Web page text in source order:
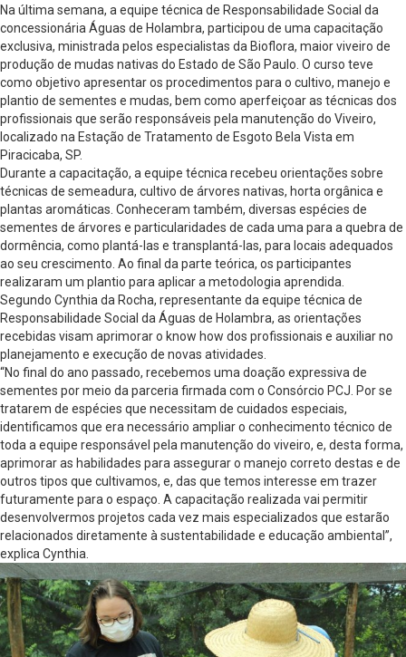
Na última semana, a equipe técnica de Responsabilidade Social da
concessionária Águas de Holambra, participou de uma capacitação
exclusiva, ministrada pelos especialistas da Bioflora, maior viveiro de
produção de mudas nativas do Estado de São Paulo. O curso teve
como objetivo apresentar os procedimentos para o cultivo, manejo e
plantio de sementes e mudas, bem como aperfeiçoar as técnicas dos
profissionais que serão responsáveis pela manutenção do Viveiro,
localizado na Estação de Tratamento de Esgoto Bela Vista em
Piracicaba, SP.
Durante a capacitação, a equipe técnica recebeu orientações sobre
técnicas de semeadura, cultivo de árvores nativas, horta orgânica e
plantas aromáticas. Conheceram também, diversas espécies de
sementes de árvores e particularidades de cada uma para a quebra de
dormência, como plantá-las e transplantá-las, para locais adequados
ao seu crescimento. Ao final da parte teórica, os participantes
realizaram um plantio para aplicar a metodologia aprendida.
Segundo Cynthia da Rocha, representante da equipe técnica de
Responsabilidade Social da Águas de Holambra, as orientações
recebidas visam aprimorar o know how dos profissionais e auxiliar no
planejamento e execução de novas atividades.
“No final do ano passado, recebemos uma doação expressiva de
sementes por meio da parceria firmada com o Consórcio PCJ. Por se
tratarem de espécies que necessitam de cuidados especiais,
identificamos que era necessário ampliar o conhecimento técnico de
toda a equipe responsável pela manutenção do viveiro, e, desta forma,
aprimorar as habilidades para assegurar o manejo correto destas e de
outros tipos que cultivamos, e, das que temos interesse em trazer
futuramente para o espaço. A capacitação realizada vai permitir
desenvolvermos projetos cada vez mais especializados que estarão
relacionados diretamente à sustentabilidade e educação ambiental”,
explica Cynthia.